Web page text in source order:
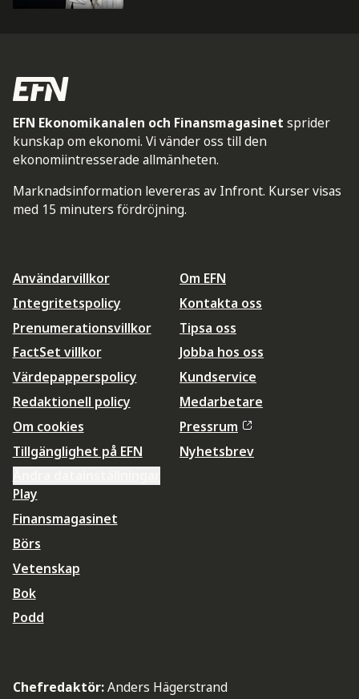
EFN Ekonomikanalen och Finansmagasinet sprider
kunskap om ekonomi. Vi vänder oss till den
ekonomiintresserade allmänheten.
Marknadsinformation levereras av Infront. Kurser visas
med 15 minuters fördröjning.
Användarvillkor
Integritetspolicy
Prenumerationsvillkor
FactSet villkor
Värdepapperspolicy
Redaktionell policy
Om cookies
Tillgänglighet på EFN
Om EFN
Kontakta oss
Tipsa oss
Jobba hos oss
Kundservice
Medarbetare
Pressrum
Nyhetsbrev
Play
Finansmagasinet
Börs
Vetenskap
Bok
Podd
Chefredaktör:Anders Hägerstrand